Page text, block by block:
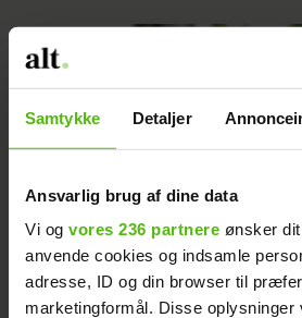
Samtykke Detaljer
Ansvarlig brug af dine data
Vi og vores 236 partnere ønsker
anvende cookies og indsamle
adresse, ID og din browser til
marketingformål. Disse oplysninger